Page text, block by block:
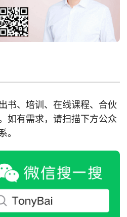
书、培训、在线课程、合伙
如有需求，请扫描下方公众
。